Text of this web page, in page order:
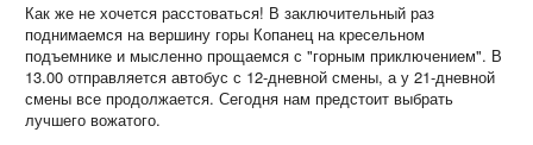
Как же не хочется расстоваться! В заключительный раз
поднимаемся на вершину горы Копанец на кресельном
подъемнике и мысленно прощаемся с "горным приключением". В
13.00 отправляется автобус с 12-дневной смены, а у 21-дневной
смены все продолжается. Сегодня нам предстоит выбрать
лучшего вожатого.